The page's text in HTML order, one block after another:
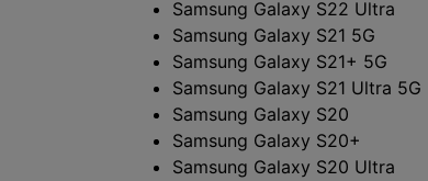
Samsung Galaxy S22 Ultra
Samsung Galaxy S21 5G
Samsung Galaxy S21+ 5G
Samsung Galaxy S21 Ultra 5G
Samsung Galaxy S20
Samsung Galaxy S20+
Samsung Galaxy S20 Ultra